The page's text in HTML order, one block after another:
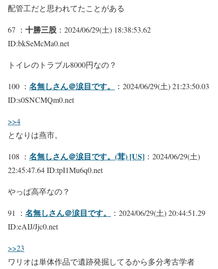
配管工だと思われてたことがある
67 ： 十勝三股 ：2024/06/29(土) 18:38:53.62
ID:bkSeMcMa0.net
トイレのトラブル8000円なの？
100 ： 名無しさん＠涙目です。
：2024/06/29(土) 21:23:50.03
ID:s0SNCMQm0.net
>>4
となりは燕市。
108 ： 名無しさん＠涙目です。(茸) [US] ：2024/06/29(土)
22:45:47.64 ID:tpI1Mu6q0.net
やっぱ高卒なの？
91 ： 名無しさん＠涙目です。
：2024/06/29(土) 20:44:51.29
ID:eAIJ/Jjc0.net
>>23
ワリオは単体作品で遺跡発掘してるから多分考古学者